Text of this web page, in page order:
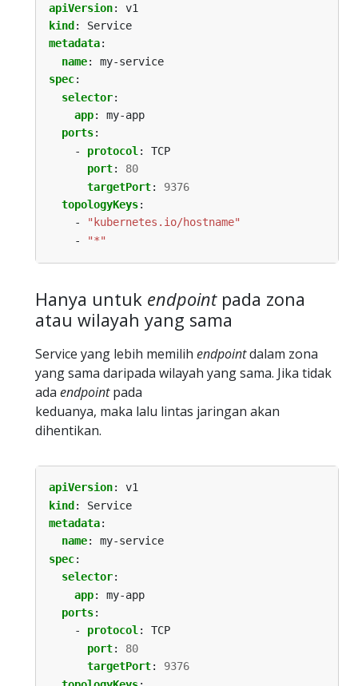
apiVersion:
v1
kind :
Service
metadata:
name:
my-service
spec:
selector:
app:
my-app
ports:
- protocol :
TCP
port:
80
targetPort:
9376
topologyKeys:
-
"kubernetes.io/hostname"
-
"*"
Hanya untuk endpointpada zona
atau wilayah yang sama
Service yang lebih memilih endpointdalam zona
yang sama daripada wilayah yang sama. Jika tidak
ada endpointpada
keduanya, maka lalu lintas jaringan akan
dihentikan.
apiVersion:
v1
kind :
Service
metadata:
name:
my-service
spec:
selector:
app:
my-app
ports:
- protocol:
TCP
port:
80
targetPort:
9376